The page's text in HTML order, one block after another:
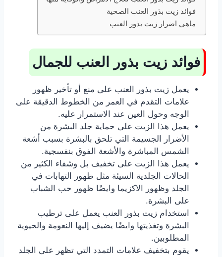
فوائد زيت بذور العنب الصحية
ماهي اضرار زيت بذور العنب
فوائد زيت بذور العنب للجمال
يعمل زيت بذور العنب على منع أو تأخير ظهور
علامات التقدم في العمر من الخطوط الدقيقة على
الوجه وحول العين عند الاستمرار عليه.
يعمل هذا الزيت على حماية جلد البشرة من
الأضرار الجسيمة التي تلحق بالبشرة بسبب أشعة
الشمس المباشرة والأشعة الفوق بنفسجية.
يعمل هذا الزيت على تخفيف بل وشفاء الكثير من
الحالات الجلدية السيئة مثل ظهور التهابات في
الجلد وظهور الاكزيما وايضًا ظهور حب الشباب
على البشرة.
استخدام زيت بذور العنب يعمل على ترطيب
البشرة وتغذيتها وايضًا يضيف إليها النعومة والحيوية
المطلوبين.
يقوم بتخفيف علامات التمدد التي تظهر على الجلد